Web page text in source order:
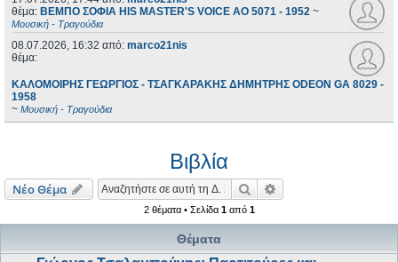
θέμα: ΒΕΜΠΟ ΣΟΦΙΑ HIS MASTER'S VOICE AO 5071 - 1952 ~
Μουσική - Τραγούδια
08.07.2026, 16:32 από: marco21nis
θέμα:
ΚΑΛΟΜΟΙΡΗΣ ΓΕΩΡΓΙΟΣ - ΤΣΑΓΚΑΡΑΚΗΣ ΔΗΜΗΤΡΗΣ ODEON GA 8029 -
1958
~ Μουσική - Τραγούδια
Βιβλία
Νέο Θέμα Αναζήτηση
2 θέματα • Σελίδα 1από 1
Θέματα